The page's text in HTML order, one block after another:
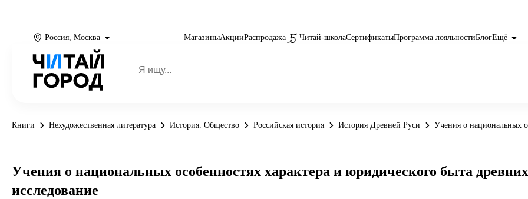
Россия, Москва МагазиныАкцииРаспродажа Читай-школаСертификатыПрограмма лояльностиБлогЕщё
Книги Нехудожественная литература История. Общество Российская история История Древней Руси Учения о национальных
Учения о национальных особенностях характера и юридического быта
исследование